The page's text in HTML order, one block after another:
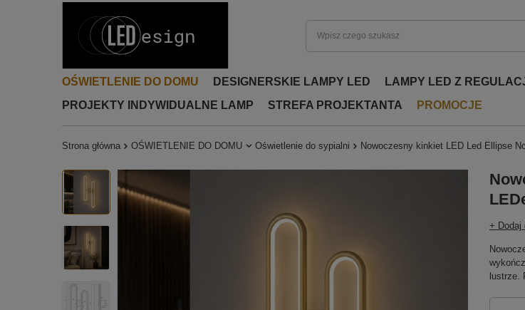
OŚWIETLENIE DO DOMU DESIGNERSKIE LAMPY LED LAMPY LED Z
PROJEKTY INDYWIDUALNE LAMP
STREFA PROJEKTANTA PROMOCJE
Strona główna OŚWIETLENIE DO DOMU Oświetlenie do sypialni Nowoczesny kinkiet LED Led Ellipse
+ Dodaj
lustrze.